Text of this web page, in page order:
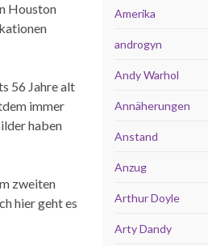
Houston
56 Jahre alt
immer
haben
zweiten
hier geht es
Amerika
androgyn
Andy Warhol
Annäherungen
Anstand
Anzug
Arthur Doyle
Arty Dandy